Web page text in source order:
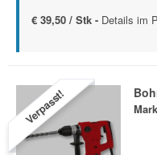
€ 39,50 / Stk - Details im
Verpasst!